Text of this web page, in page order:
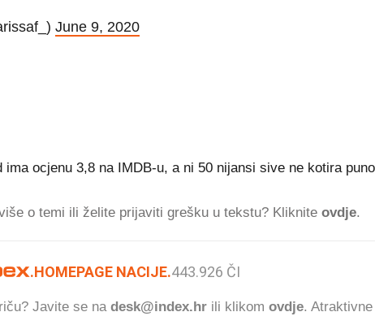
June 9, 2020
ima ocjenu 3,8 na IMDB-u, a ni 50 nijansi sive ne kotira
o temi ili želite prijaviti grešku u tekstu? Kliknite ovdje.
.HOMEPAGE NACIJE.443.926 ČITATELJA DANAS.
Javite se na desk@index.hr ili klikom ovdje.